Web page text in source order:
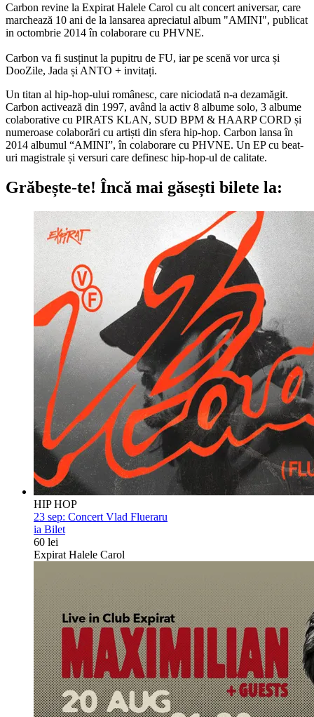
Carbon revine la Expirat Halele Carol cu alt concert aniversar, care
marchează 10 ani de la lansarea apreciatul album "AMINI", publicat
in octombrie 2014 în colaborare cu PHVNE.
Carbon va fi susținut la pupitru de FU, iar pe scenă vor urca și
DooZile, Jada și ANTO + invitați.
Un titan al hip-hop-ului românesc, care niciodată n-a dezamăgit.
Carbon activează din 1997, având la activ 8 albume solo, 3 albume
colaborative cu PIRATS KLAN, SUD BPM & HAARP CORD și
numeroase colaborări cu artiști din sfera hip-hop. Carbon lansa în
2014 albumul “AMINI”, în colaborare cu PHVNE. Un EP cu beat-
uri magistrale și versuri care definesc hip-hop-ul de calitate.
Grăbește-te! Încă mai găsești bilete la:
HIP HOP
23 sep: Concert Vlad Flueraru
ia Bilet
60 lei
Expirat Halele Carol